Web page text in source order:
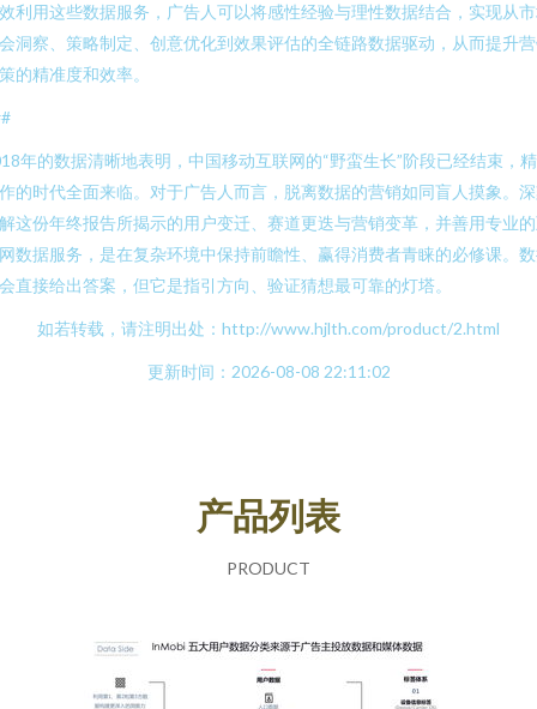
利用这些数据服务，广告人可以将感性经验与理性数据结合，实现从
洞察、策略制定、创意优化到效果评估的全链路数据驱动，从而提升
的精准度和效率。
年的数据清晰地表明，中国移动互联网的“野蛮生长”阶段已经结束，
的时代全面来临。对于广告人而言，脱离数据的营销如同盲人摸象。
这份年终报告所揭示的用户变迁、赛道更迭与营销变革，并善用专业
数据服务，是在复杂环境中保持前瞻性、赢得消费者青睐的必修课。
直接给出答案，但它是指引方向、验证猜想最可靠的灯塔。
如若转载，请注明出处：http://www.hjlth.com/product/2.html
更新时间：2026-08-08 22:11:02
产品列表
PRODUCT